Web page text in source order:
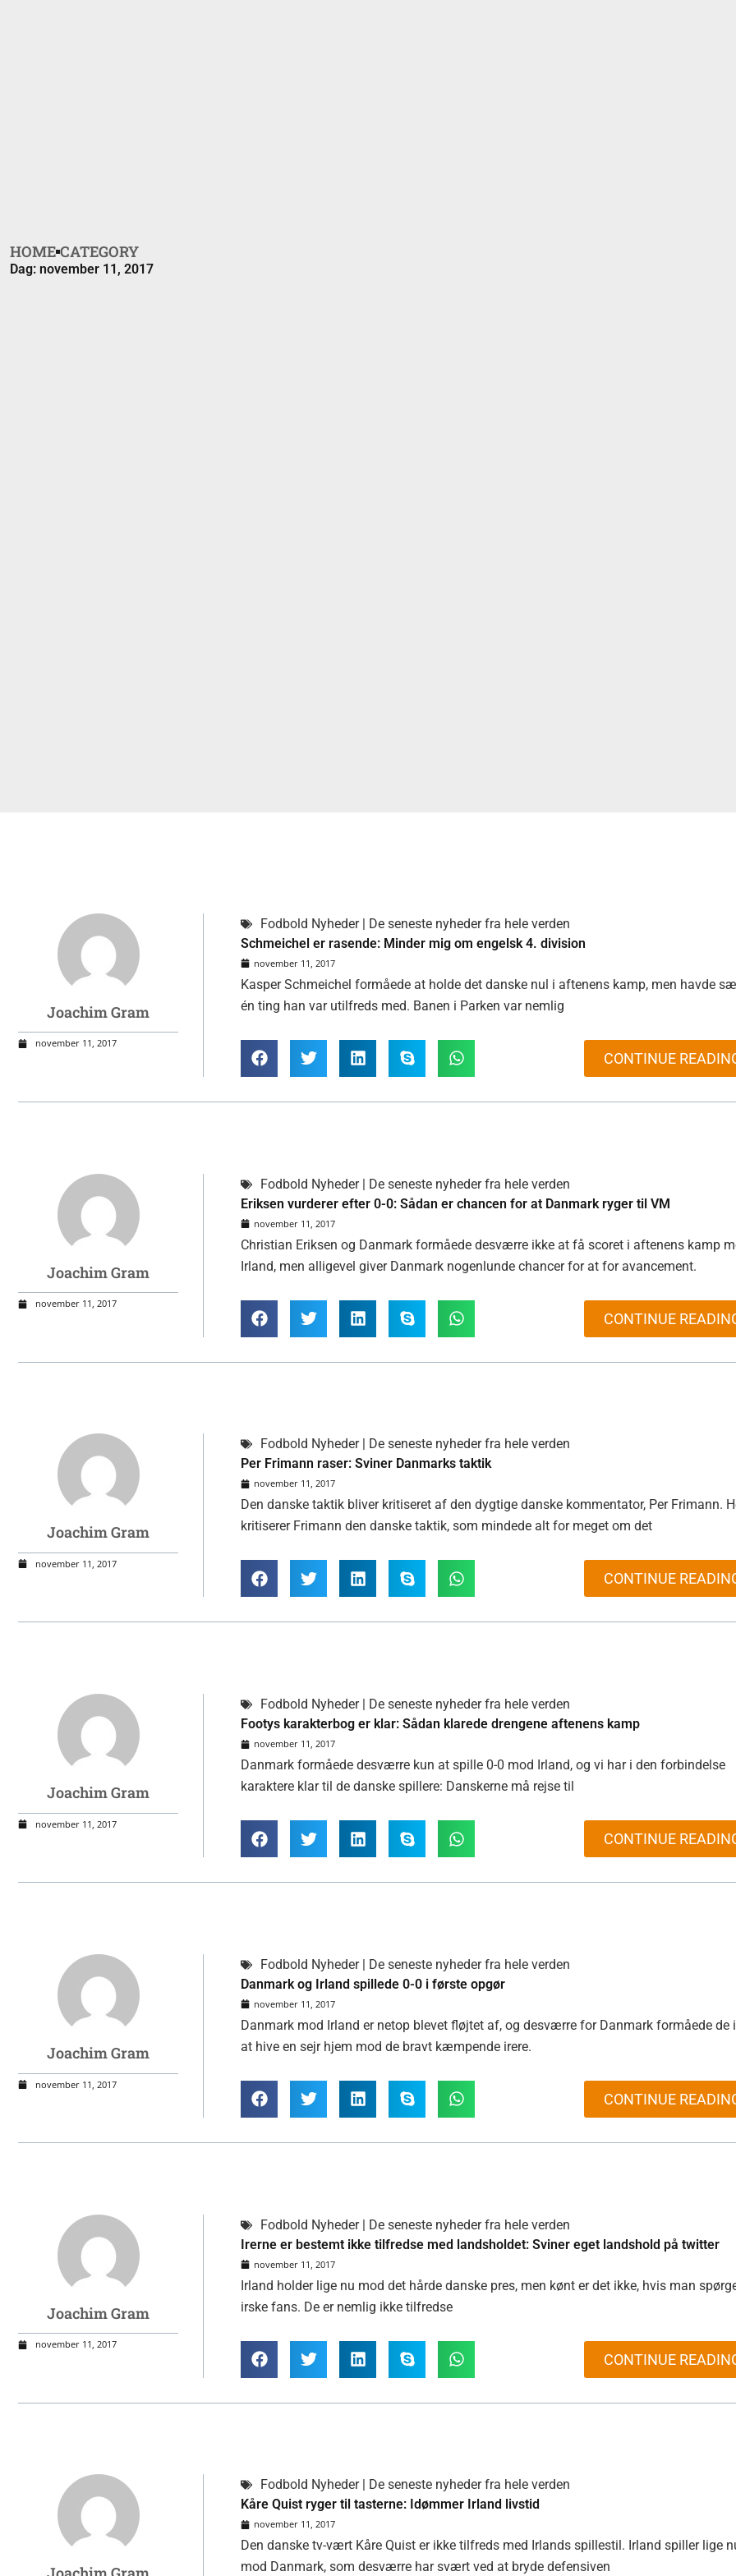
HOME CATEGORY
Dag: november 11, 2017
Joachim Gram
november 11, 2017
Fodbold Nyheder | De seneste nyheder fra hele verden
Schmeichel er rasende: Minder mig om engelsk 4. division
november 11, 2017
Kasper Schmeichel formåede at holde det danske nul i aftenens kamp, men havde
én ting han var utilfreds med. Banen i Parken var nemlig
CONTINUE
Joachim Gram
november 11, 2017
Fodbold Nyheder | De seneste nyheder fra hele verden
Eriksen vurderer efter 0-0: Sådan er chancen for at Danmark ryger til VM
november 11, 2017
Christian Eriksen og Danmark formåede desværre ikke at få scoret i aftenens kamp
Irland, men alligevel giver Danmark nogenlunde chancer for at for avancement.
CONTINUE
Joachim Gram
november 11, 2017
Fodbold Nyheder | De seneste nyheder fra hele verden
Per Frimann raser: Sviner Danmarks taktik
november 11, 2017
Den danske taktik bliver kritiseret af den dygtige danske kommentator, Per Frimann.
kritiserer Frimann den danske taktik, som mindede alt for meget om det
CONTINUE
Joachim Gram
november 11, 2017
Fodbold Nyheder | De seneste nyheder fra hele verden
Footys karakterbog er klar: Sådan klarede drengene aftenens kamp
november 11, 2017
Danmark formåede desværre kun at spille 0-0 mod Irland, og vi har i den forbindelse
karaktere klar til de danske spillere: Danskerne må rejse til
CONTINUE
Joachim Gram
november 11, 2017
Fodbold Nyheder | De seneste nyheder fra hele verden
Danmark og Irland spillede 0-0 i første opgør
november 11, 2017
Danmark mod Irland er netop blevet fløjtet af, og desværre for Danmark formåede de
at hive en sejr hjem mod de bravt kæmpende irere.
CONTINUE
Joachim Gram
november 11, 2017
Fodbold Nyheder | De seneste nyheder fra hele verden
Irerne er bestemt ikke tilfredse med landsholdet: Sviner eget landshold på twitter
november 11, 2017
Irland holder lige nu mod det hårde danske pres, men kønt er det ikke, hvis man
irske fans. De er nemlig ikke tilfredse
CONTINUE
Fodbold Nyheder | De seneste nyheder fra hele verden
Kåre Quist ryger til tasterne: Idømmer Irland livstid
november 11, 2017
Den danske tv-vært Kåre Quist er ikke tilfreds med Irlands spillestil. Irland spiller lige
mod Danmark, som desværre har svært ved at bryde defensiven